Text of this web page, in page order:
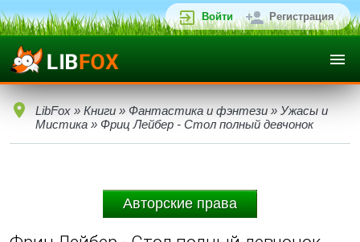
Войти Регистрация
LibFox » Книги » Фантастика и фэнтези » Ужасы и
Мистика » Фриц Лейбер - Стол полный девчонок
Авторские права